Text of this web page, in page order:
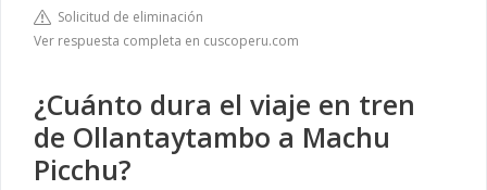
Solicitud de eliminación
Ver respuesta completa en cuscoperu.com
¿Cuánto dura el viaje en tren
de Ollantaytambo a Machu
Picchu?